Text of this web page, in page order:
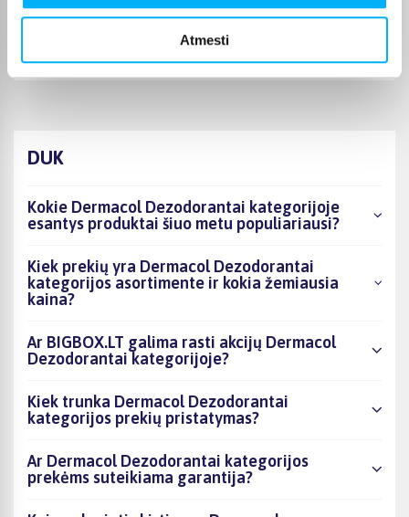
Atmesti
JOKŪBAS V.
DUK
Kokie Dermacol Dezodorantai kategorijoje
esantys produktai šiuo metu populiariausi?
Kiek prekių yra Dermacol Dezodorantai
kategorijos asortimente ir kokia žemiausia
kaina?
Ar BIGBOX.LT galima rasti akcijų Dermacol
Dezodorantai kategorijoje?
Kiek trunka Dermacol Dezodorantai
kategorijos prekių pristatymas?
Ar Dermacol Dezodorantai kategorijos
prekėms suteikiama garantija?